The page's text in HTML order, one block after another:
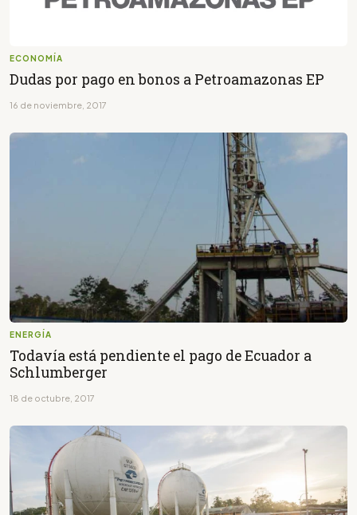
ECONOMÍA
Dudas por pago en bonos a Petroamazonas EP
16 de noviembre, 2017
ENERGÍA
Todavía está pendiente el pago de Ecuador a
Schlumberger
18 de octubre, 2017